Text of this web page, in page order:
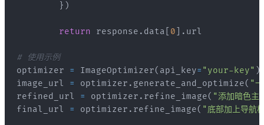
} )
return response . data 0 .
# 使用示例
optimizer = ImageOptimizer( api_key= "your-key" )
image_url = optimizer . generate_and_optimize( "
refined_url = optimizer . refine_image( "添加暗色主
final_url = optimizer . refine_image( "底部加上导航